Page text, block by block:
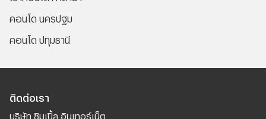
คอนโด นครปฐม
คอนโด ปทุมธานี
ติดต่อเรา
บริษัท ซิมเปิ้ล อินเทอร์เน็ต